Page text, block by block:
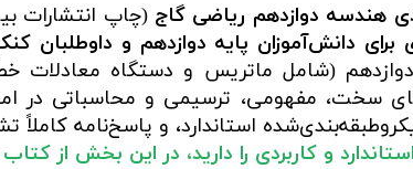
هندسه دوازدهم ریاضی گاج (چاپ انتشارات
دانش‌آموزان پایه دوازدهم و داوطلبان
(شامل ماتریس و دستگاه
سخت، مفهومی، ترسیمی و محاسباتی در
استاندارد، و پاسخ‌نامه
و کاربردی را دارید، در این بخش از